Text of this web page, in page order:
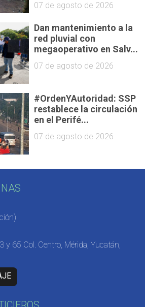
07 de agosto de 2026
Dan mantenimiento a la
red pluvial con
megaoperativo en Salv...
07 de agosto de 2026
#OrdenYAutoridad: SSP
restablece la circulación
en el Perifé...
07 de agosto de 2026
y 65 Col. Centro, Mérida, Yucatán,